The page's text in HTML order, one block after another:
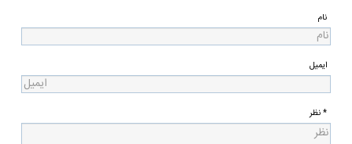
نام
ایمیل
* نظر